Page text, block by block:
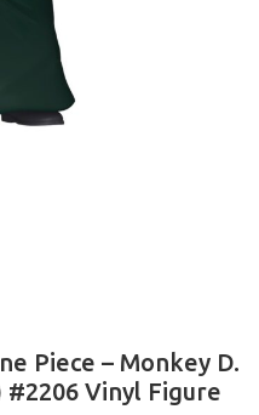
Piece – Monkey D.
#2206 Vinyl Figure